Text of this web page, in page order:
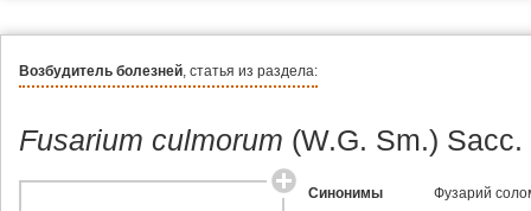
Возбудитель болезней, статья из раздела:
Fusarium culmorum (W.G. Sm.) Sacc.
Синонимы
Фузарий